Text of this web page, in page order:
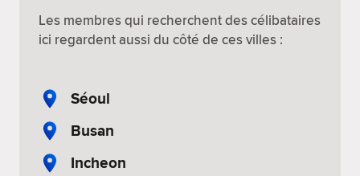
Les membres qui recherchent des célibataires
ici regardent aussi du côté de ces villes :
Séoul
Busan
Incheon